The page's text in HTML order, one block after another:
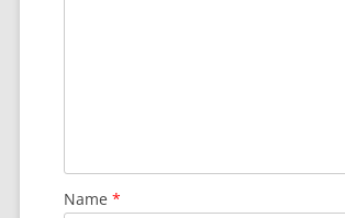
Name *